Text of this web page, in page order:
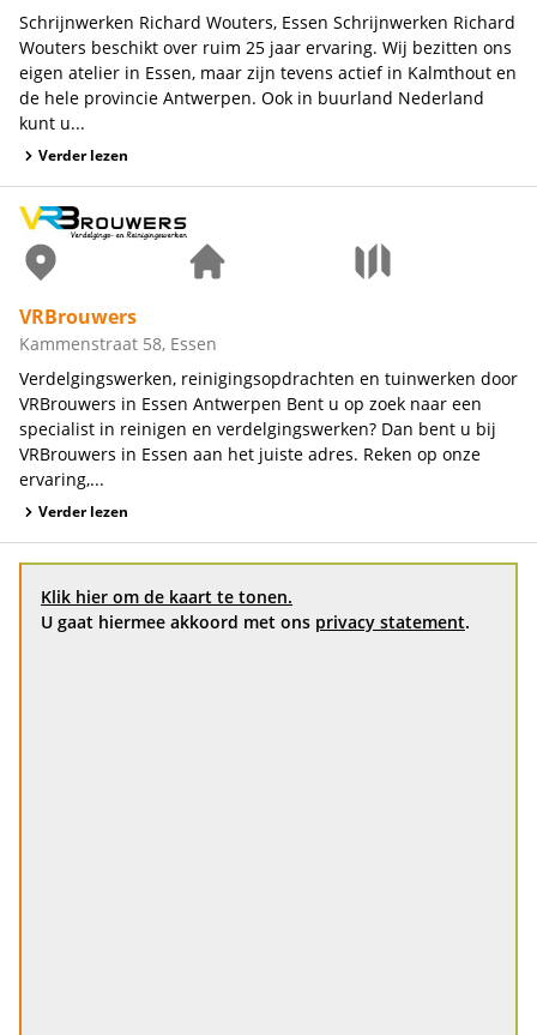
Schrijnwerken Richard Wouters, Essen Schrijnwerken Richard
Wouters beschikt over ruim 25 jaar ervaring. Wij bezitten ons
eigen atelier in Essen, maar zijn tevens actief in Kalmthout en
de hele provincie Antwerpen. Ook in buurland Nederland
kunt u...
Verder lezen
VRBrouwers
Kammenstraat 58, Essen
Verdelgingswerken, reinigingsopdrachten en tuinwerken door
VRBrouwers in Essen Antwerpen Bent u op zoek naar een
specialist in reinigen en verdelgingswerken? Dan bent u bij
VRBrouwers in Essen aan het juiste adres. Reken op onze
ervaring,...
Verder lezen
Klik hier om de kaart te tonen.
U gaat hiermee akkoord met ons privacy statement.